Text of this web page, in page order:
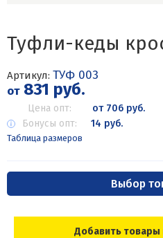
Туфли-кеды
Артикул: ТУФ 003
от831 руб.
Цена опт:
от 706 руб.
Бонусы опт:
14 руб.
Таблица размеров
Выбор
Добавить товары